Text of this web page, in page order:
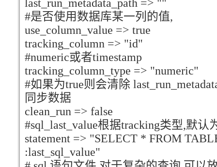
last_run_metadata_path => ""
#是否使用数据库某一列的值,
use_column_value => true
tracking_column => "id"
#numeric或者timestamp
tracking_column_type => "numeric"
#如果为true则会清除
同步数据
clean_run => false
#sql_last_value根据tracking类型,默认
statement => "SELECT * FROM
:last_sql_value"